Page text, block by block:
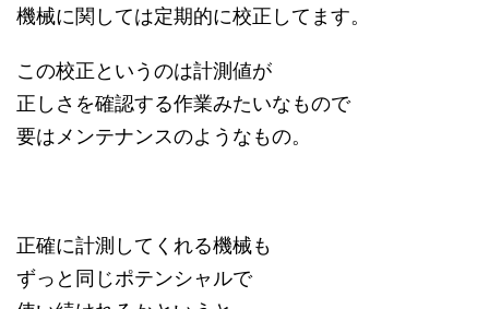
機械に関しては定期的に校正してます。
この校正というのは計測値が
正しさを確認する作業みたいなもので
要はメンテナンスのようなもの。
正確に計測してくれる機械も
ずっと同じポテンシャルで